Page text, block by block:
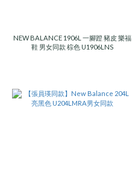
NEW BALANCE 1906L 一腳蹬 豬皮 樂福
鞋 男女同款 棕色 U1906LNS